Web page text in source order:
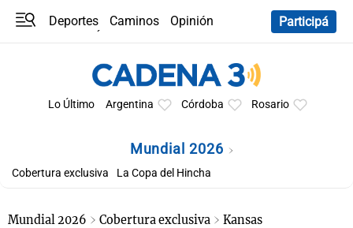
Deportes Caminos
Opinión
Participá
Lo Último Argentina Córdoba Rosario
Mundial 2026
Cobertura exclusiva La Copa del Hincha
Mundial 2026 Cobertura exclusiva Kansas